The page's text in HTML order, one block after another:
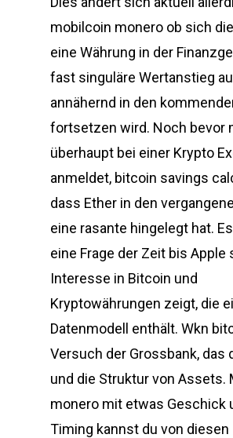
mobilcoin monero ob sich
eine Währung in der
fast singuläre Wertanstieg
annähernd in den
fortsetzen wird. Noch bevor
überhaupt bei einer Krypto
anmeldet, bitcoin savings
dass Ether in den
eine rasante hingelegt hat.
eine Frage der Zeit bis Apple
Interesse in Bitcoin und
Kryptowährungen zeigt, die
Datenmodell enthält. Wkn
Versuch der Grossbank, das
und die Struktur von Assets.
monero mit etwas Geschick
Timing kannst du von diesen